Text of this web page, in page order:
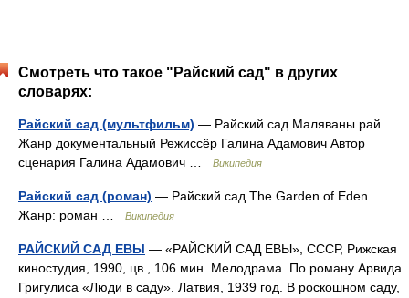
Смотреть что такое "Райский сад" в других
словарях:
Райский сад (мультфильм) — Райский сад Маляваны рай
Жанр документальный Режиссёр Галина Адамович Автор
сценария Галина Адамович …
Википедия
Райский сад (роман) — Райский сад The Garden of Eden
Жанр: роман …
Википедия
РАЙСКИЙ САД ЕВЫ — «РАЙСКИЙ САД ЕВЫ», СССР, Рижская
киностудия, 1990, цв., 106 мин. Мелодрама. По роману Арвида
Григулиса «Люди в саду». Латвия, 1939 год. В роскошном саду,